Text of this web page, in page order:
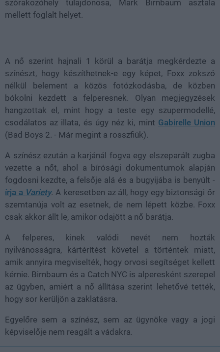
szórakozóhely tulajdonosa, Mark Birnbaum asztala
mellett foglalt helyet.
A nő szerint hajnali 1 körül a barátja megkérdezte a
színészt, hogy készíthetnek-e egy képet, Foxx zokszó
nélkül belement a közös fotózkodásba, de közben
bókolni kezdett a felperesnek. Olyan megjegyzések
hangzottak el, mint hogy a teste egy szupermodellé,
csodálatos az illata, és úgy néz ki, mint Gabirelle Union
(Bad Boys 2. - Már megint a rosszfiúk).
A színész ezután a karjánál fogva egy elszeparált zugba
vezette a nőt, ahol a bírósági dokumentumok alapján
fogdosni kezdte, a felsője alá és a bugyijába is benyúlt -
írja a Variety. A keresetben az áll, hogy egy biztonsági őr
szemtanúja volt az esetnek, de nem lépett közbe. Foxx
csak akkor állt le, amikor odajött a nő barátja.
A felperes, kinek valódi nevét nem hozták
nyilvánosságra, kártérítést követel a történtek miatt,
amik annyira megviselték, hogy orvosi segítséget kellett
kérnie. Birnbaum és a Catch NYC is alperesként szerepel
az ügyben, amiért a nő állítása szerint lehetővé tették,
hogy sor kerüljön a zaklatásra.
Egyelőre sem a színész, sem az ügynöke vagy a jogi
képviselője nem reagált a vádakra.